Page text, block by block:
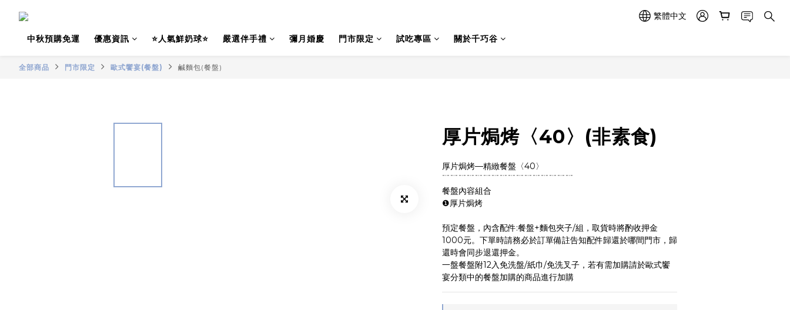
繁體中文
中秋預購免運 優惠資訊 ⭐人氣鮮奶球⭐ 嚴選伴手禮 彌月婚慶 門市限定 試吃專區 關於千巧谷
全部商品 門市限定 歐式饗宴(餐盤) 鹹麵包(餐盤)
厚片焗烤〈40〉(非素食)
厚片焗烤—精緻餐盤〈40〉
﹊﹊﹊﹊﹊﹊﹊﹊﹊﹊﹊﹊﹊﹊﹊﹊
餐盤內容組合
❶厚片焗烤
預定餐盤，內含配件:餐盤+麵包夾子/組，取貨時將酌收押金
1000元。下單時請務必於訂單備註告知配件歸還於哪間門市，歸
還時會同步退還押金。
一盤餐盤附12入免洗盤/紙巾/免洗叉子，若有需加購請於歐式饗
宴分類中的餐盤加購的商品進行加購